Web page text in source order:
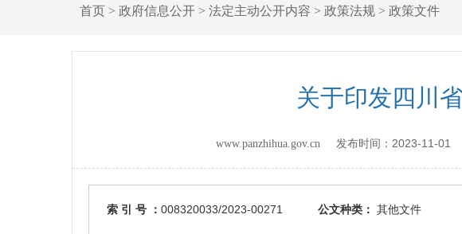
首页> 政府信息公开> 法定主动公开内容 > 政策法规> 政策文件
关于印发四川
www.panzhihua.gov.cn 发布时间： 2023-11-01
索 引 号 ： 008320033/2023-00271 公文种类： 其他文件